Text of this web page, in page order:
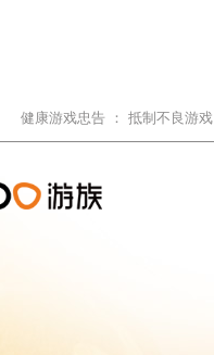
健康游戏忠告 ： 抵制不良游戏